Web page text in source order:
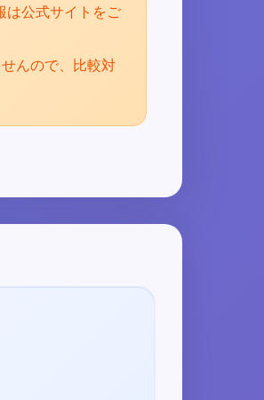
は公式サイトをご
んので、比較対